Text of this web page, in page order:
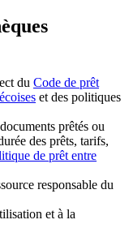
du Code de prêt
et des politiques
prêtés ou
des prêts, tarifs,
de prêt entre
responsable du
et à la